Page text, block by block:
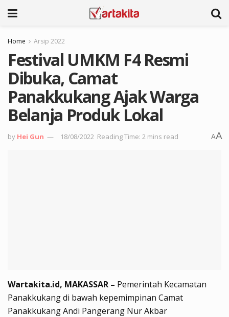
Home Arsip 2022
Festival UMKM F4 Resmi
Dibuka, Camat
Panakkukang Ajak Warga
Belanja Produk Lokal
by Hei Gun 18/08/2022 Reading Time: 2 mins read AA
Wartakita.id, MAKASSAR – Pemerintah Kecamatan
Panakkukang di bawah kepemimpinan Camat
Panakkukang Andi Pangerang Nur Akbar